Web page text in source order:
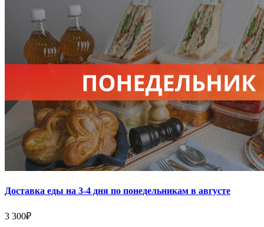
Доставка еды на 3-4 дня по понедельникам в августе
3 300₽